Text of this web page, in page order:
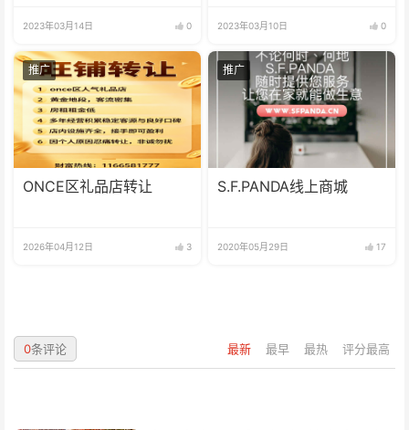
2023年03月14日 0 2023年03月10日 0
推广
ONCE区礼品店转让
2026年04月12日 3
推广
S.F.PANDA线上商城
2020年05月29日 17
最新 最早 最热 评分最高
0条评论